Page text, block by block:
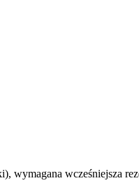
wymagana wcześniejsza